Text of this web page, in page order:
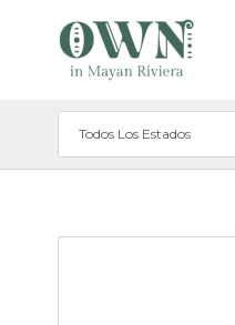
Todos Los Estados